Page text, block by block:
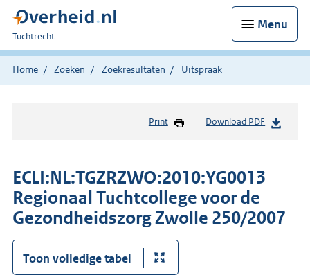
Menu
U
bent
hier:
Tuchtrecht
Home Zoeken Zoekresultaten Uitspraak
Print Download PDF
ECLI:NL:TGZRZWO:2010:YG0013
Regionaal Tuchtcollege voor de
Gezondheidszorg Zwolle 250/2007
Toon volledige tabel